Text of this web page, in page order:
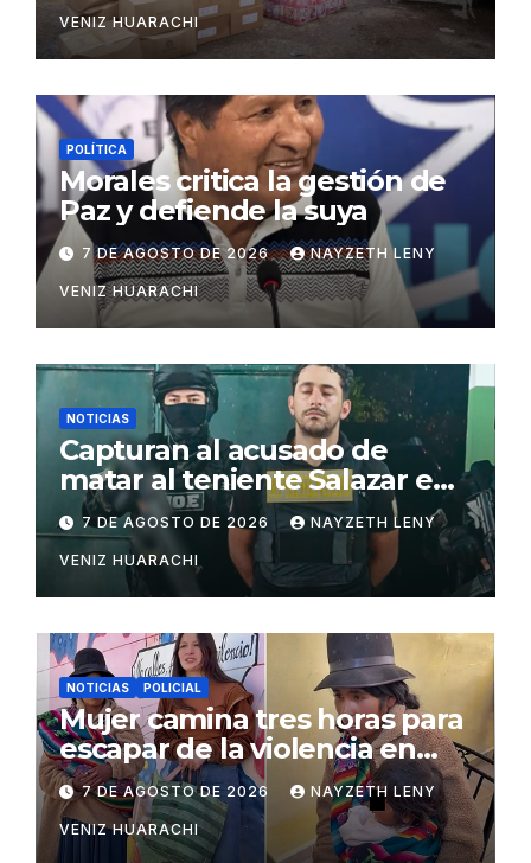
VENIZ HUARACHI
POLÍTICA
Morales critica la gestión de
Paz y defiende la suya
7 DE AGOSTO DE 2026 NAYZETH LENY
VENIZ HUARACHI
NOTICIAS
Capturan al acusado de
matar al teniente Salazar en
San Matías
7 DE AGOSTO DE 2026 NAYZETH LENY
VENIZ HUARACHI
NOTICIAS POLICIAL
Mujer camina tres horas para
escapar de la violencia en
Potosí
7 DE AGOSTO DE 2026 NAYZETH LENY
VENIZ HUARACHI